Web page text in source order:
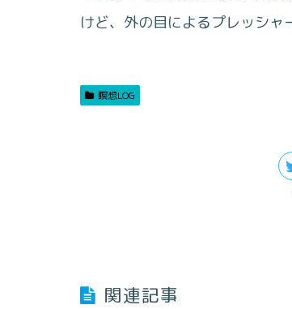
けど、外の目によるプレッシャ
瞑想LOG
関連記事